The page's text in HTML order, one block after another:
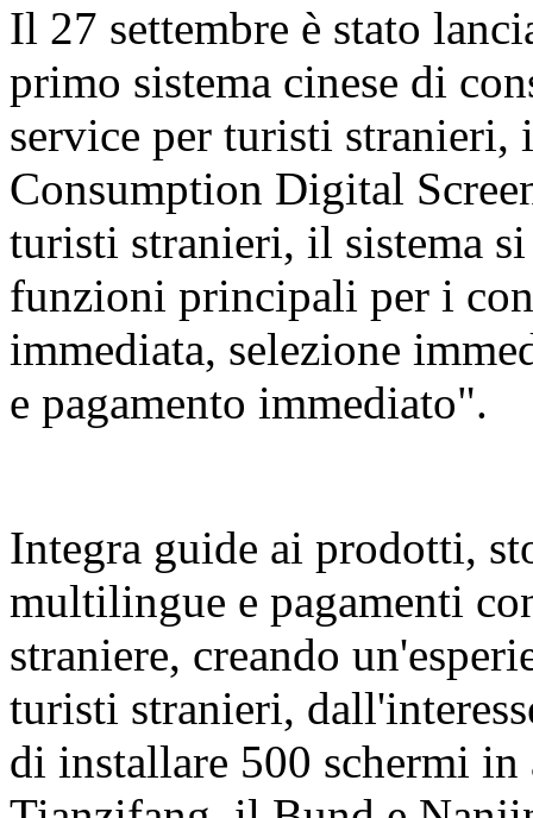
Il 27 settembre è stato
primo sistema cinese di
service per turisti
Consumption Digital
turisti stranieri, il sistema
funzioni principali per i
immediata, selezione
e pagamento immediato".
Integra guide ai prodotti,
multilingue e pagamenti
straniere, creando
turisti stranieri,
di installare 500 schermi